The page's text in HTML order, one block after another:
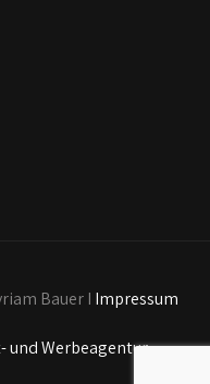
Bauer I Impressum
und Werbeagentur